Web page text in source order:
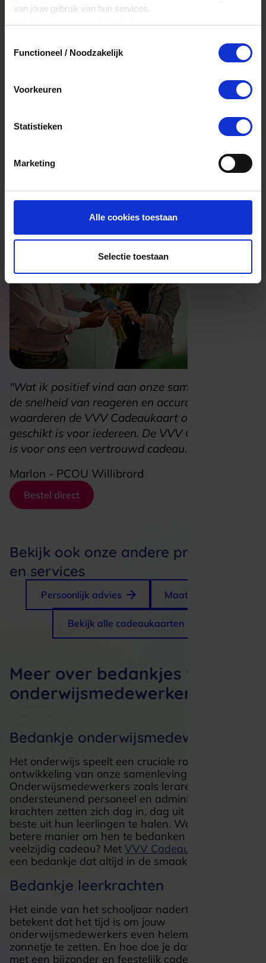
van jouw gebruik van hun services.
Klikhiervoor ons cookiebeleid.
Functioneel / Noodzakelijk
Voorkeuren
Statistieken
Marketing
Alle cookies toestaan
Selectie toestaan
Dag of nacht weg
"Wat ik positief vind aan onze samenwerking is
de snelheid van reageren en accuratesse. Wij
waarderen de VVV Cadeaukaart omdat deze
geschikt is voor iedereen. De VVV Cadeaukaart
is voor ons een vertrouwd cadeau."
Marlon - PCOU Willibrord
Bestel direct
Bekijk ook onze andere producten
en services
Persoonlijk advies Maatwerk
Bekijk alle cadeaukaarten
Meer over bedankjes voor
onderwijsmedewerkers
Bedankje onderwijsmedewerkers
Het onderwijs speelt een cruciale rol in de
ontwikkeling van onze samenleving.
Onderwijsmedewerkers zoals leraren,
ondersteunend personeel en administratieve
krachten zetten zich dag in, dag uit in om het
beste uit hun leerlingen te halen. Wat is een
betere manier om hen te bedanken dan met een
veelzijdig cadeau? Met VVV Cadeaukaart
een bedankje dat altijd in de smaak valt.
Bedankje leerkrachten
Het einde van het schooljaar nadert en dat
betekent dat het tijd is om jouw
onderwijsmedewerkers even helemaal in het
zonnetje te zetten. En hoe doe je dat beter dan
met een bijzonder en feestelijk cadeau? Bedank